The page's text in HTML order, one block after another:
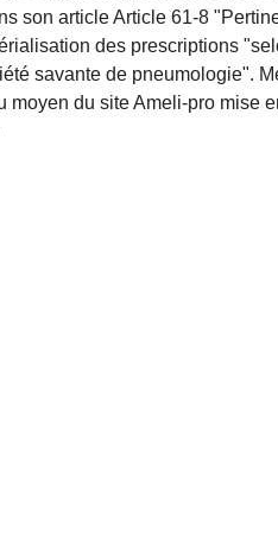
son article Article 61-8
des prescriptions
savante de pneumologie".
du site Ameli-pro mise